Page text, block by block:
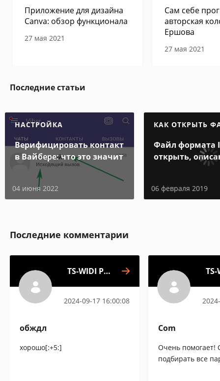
Приложение для дизайна
Canva: обзор функционала
27 мая 2021
Сам себе
авторская
Ершова
27 мая 2021
Последние статьи
НАСТРОЙКА
Верифицировать контакт
в Вайбере: что это значит
04 июня 2022
КАК ОТКРЫТЬ
Файл формата
открыть,
особенности
06 февраля 2019
Последние комментарии
TS-WIDI Pro
2024-09-17 16:00:08
обждл
хорошо[:+5:]
Com
Очень помогает!
подбирать все